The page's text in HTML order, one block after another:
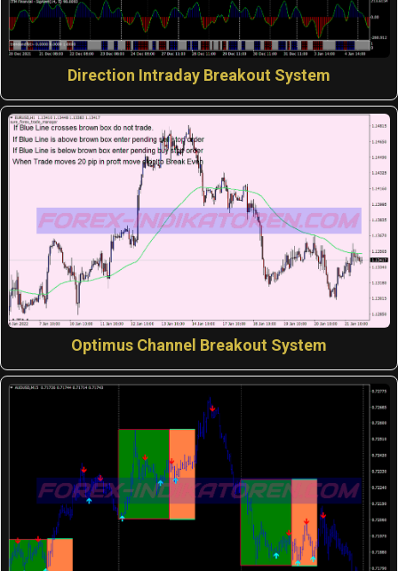
Direction Intraday Breakout System
Optimus Channel Breakout System